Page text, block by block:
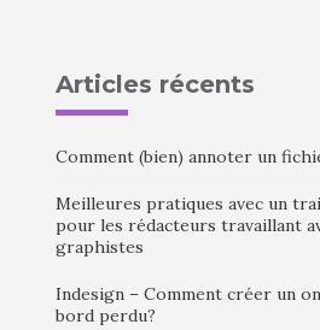
Articles récents
Comment (bien) annoter un
Meilleures pratiques avec un
pour les rédacteurs travaillant
graphistes
Indesign – Comment créer un
bord perdu?